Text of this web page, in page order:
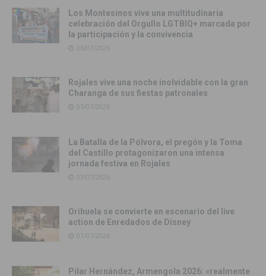
Los Montesinos vive una multitudinaria
celebración del Orgullo LGTBIQ+ marcada por
la participación y la convivencia
06/07/2026
Rojales vive una noche inolvidable con la gran
Charanga de sus fiestas patronales
05/07/2026
La Batalla de la Pólvora, el pregón y la Toma
del Castillo protagonizaron una intensa
jornada festiva en Rojales
03/07/2026
Orihuela se convierte en escenario del live
action de Enredados de Disney
01/07/2026
Pilar Hernández, Armengola 2026: «realmente